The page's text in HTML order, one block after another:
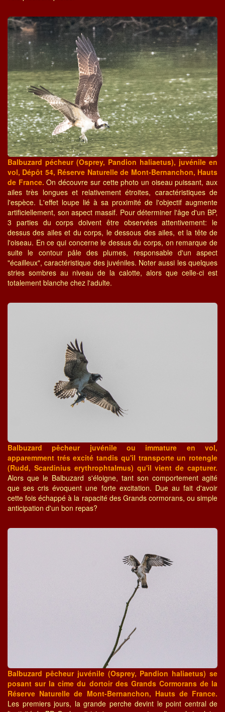
Balbuzard pécheur (Osprey, Pandion haliaetus), juvénile en
vol, Dépôt 54, Réserve Naturelle de Mont-Bernanchon, Hauts
de France. On découvre sur cette photo un oiseau puissant, aux
ailes très longues et relativement étroites, caractéristiques de
l'espèce. L'effet loupe lié à sa proximité de l'objectif augmente
artificiellement, son aspect massif. Pour déterminer l'âge d'un BP,
3 parties du corps doivent être observées attentivement: le
dessus des ailes et du corps, le dessous des ailes, et la tête de
l'oiseau. En ce qui concerne le dessus du corps, on remarque de
suite le contour pâle des plumes, responsable d'un aspect
"écailleux", caractéristique des juvéniles. Noter aussi les quelques
stries sombres au niveau de la calotte, alors que celle-ci est
totalement blanche chez l'adulte.
Balbuzard pêcheur juvénile ou immature en vol,
apparemment trés excité tandis qu'il transporte un rotengle
(Rudd, Scardinius erythrophtalmus) qu'il vient de capturer.
Alors que le Balbuzard s'éloigne, tant son comportement agité
que ses cris évoquent une forte excitation. Due au fait d'avoir
cette fois échappé à la rapacité des Grands cormorans, ou simple
anticipation d'un bon repas?
Balbuzard pêcheur juvénile (Osprey, Pandion haliaetus) se
posant sur la cime du dortoir des Grands Cormorans de la
Réserve Naturelle de Mont-Bernanchon, Hauts de France.
Les premiers jours, la grande perche devint le point central de